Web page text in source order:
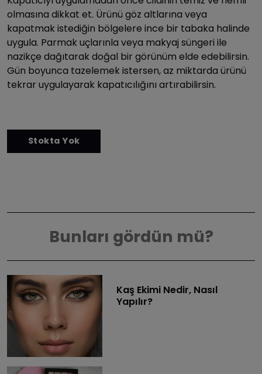
olmasına dikkat et. Ürünü göz altlarına veya
kapatmak istediğin bölgelere ince bir tabaka halinde
uygula. Parmak uçlarınla veya makyaj süngeri ile
nazikçe dağıtarak doğal bir görünüm elde edebilirsin.
Gün boyunca tazelemek istersen, az miktarda ürünü
tekrar uygulayarak kapatıcılığını artırabilirsin.
Bunları gördün mü?
Kaş Ekimi Nedir, Nasıl
Yapılır?